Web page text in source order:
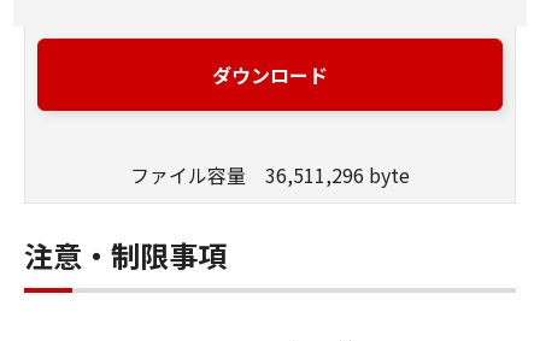
1. GRANT OF LICENSE
Canon grants you a personal, limited and non-
SOFTWARE solely for the use with Products
connected to the Products (the "Designated
Computer").
You may allow other users of other
ダウンロード
ファイル容量 36,511,296 byte
注意・制限事項